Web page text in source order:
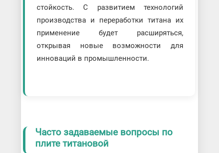
стойкость. С развитием технологий
производства и переработки титана их
применение будет расширяться,
открывая новые возможности для
инноваций в промышленности.
Часто задаваемые вопросы по
плите титановой